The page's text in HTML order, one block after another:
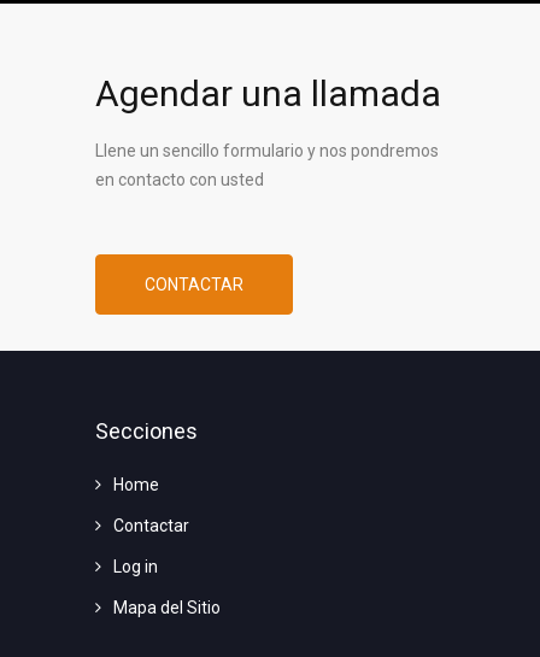
Agendar una llamada
Llene un sencillo formulario y nos pondremos
en contacto con usted
CONTACTAR
Secciones
Home
Contactar
Log in
Mapa del Sitio